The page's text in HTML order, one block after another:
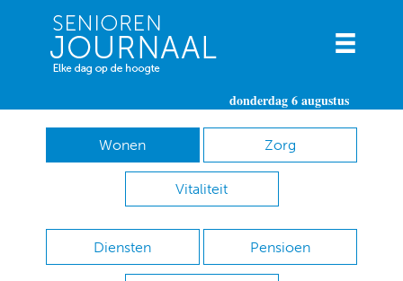
donderdag 6 augustus
Wonen Zorg
Vitaliteit
Diensten Pensioen